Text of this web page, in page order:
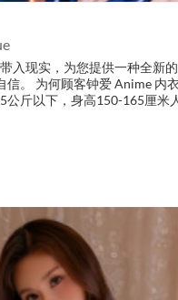
入现实，为您提供一种全新
。 为何顾客钟爱 Anime 内
公斤以下，身高150-165厘米